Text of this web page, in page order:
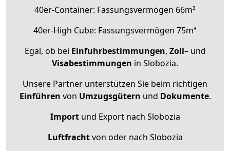
40er-Container: Fassungsvermögen 66m³
40er-High Cube: Fassungsvermögen 75m³
Egal, ob bei Einfuhrbestimmungen, Zoll– und
Visabestimmungen in Slobozia.
Unsere Partner unterstützen Sie beim richtigen
Einführen von Umzugsgütern und Dokumente.
Importund Export nach Slobozia
Luftfrachtvon oder nach Slobozia